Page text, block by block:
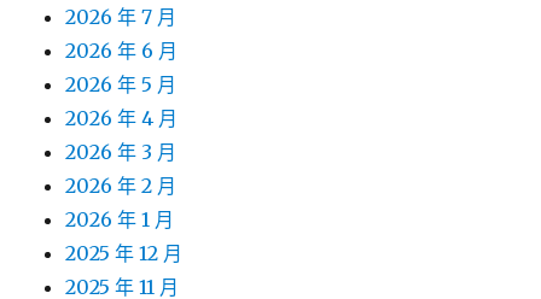
2026 年 7 月
2026 年 6 月
2026 年 5 月
2026 年 4 月
2026 年 3 月
2026 年 2 月
2026 年 1 月
2025 年 12 月
2025 年 11 月